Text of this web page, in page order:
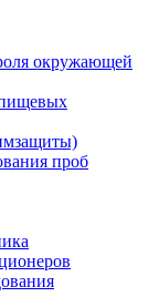
окружающей
проб